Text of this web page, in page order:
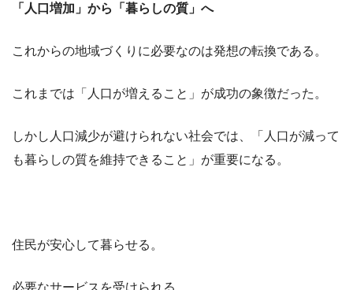
「人口増加」から「暮らしの質」へ
これからの地域づくりに必要なのは発想の転換である。
これまでは「人口が増えること」が成功の象徴だった。
しかし人口減少が避けられない社会では、「人口が減って
も暮らしの質を維持できること」が重要になる。
住民が安心して暮らせる。
必要なサービスを受けられる。